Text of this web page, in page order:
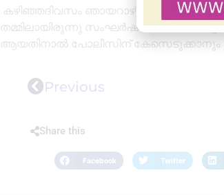
കഴിഞ്ഞദിവസം ഞായറാഴ്ച ആയിട്ട്കൂടി
തമ്മിലായിരുന്നു സംഘർഷം. കയ്യിൽ
ആയതിനാൽ പോലീസിന് കേസെടുക്കാനും
Previous
Share this
Facebook Twitter